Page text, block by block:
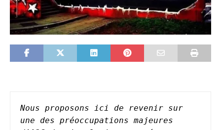
Nous proposons ici de revenir sur
une des préoccupations majeures